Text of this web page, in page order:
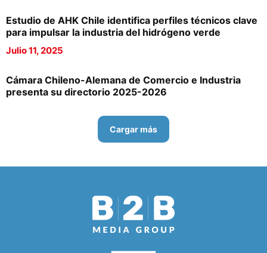
Estudio de AHK Chile identifica perfiles técnicos clave
para impulsar la industria del hidrógeno verde
Julio 11, 2025
Cámara Chileno-Alemana de Comercio e Industria
presenta su directorio 2025-2026
Cargar más